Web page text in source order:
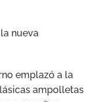
nueva
emplazó a la
ampolletas